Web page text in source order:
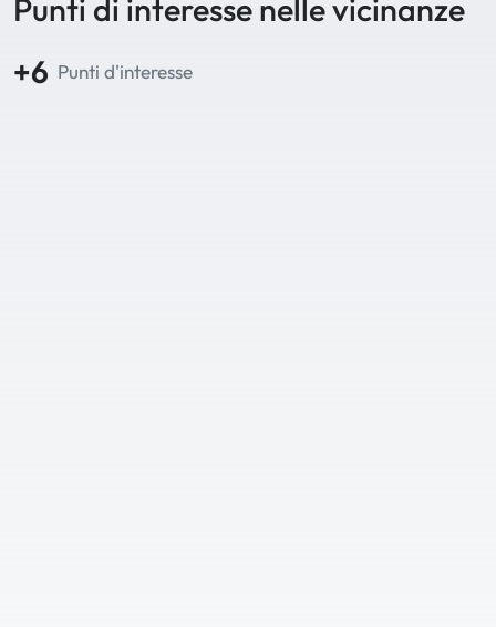
Punti di interesse nelle vicinanze
+6 Punti d'interesse